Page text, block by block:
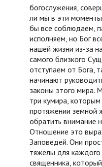
богослужения,
ли мы в эти
бы все соблюдаем,
исполняем, но Бог
нашей жизни из-за
самого близкого
отступаем от Бога,
начинают
законы этого мира.
три кумира,
протяжении земной
обратить внимание
Отношение это
Заповедей. Они
тяжелы для
священника,